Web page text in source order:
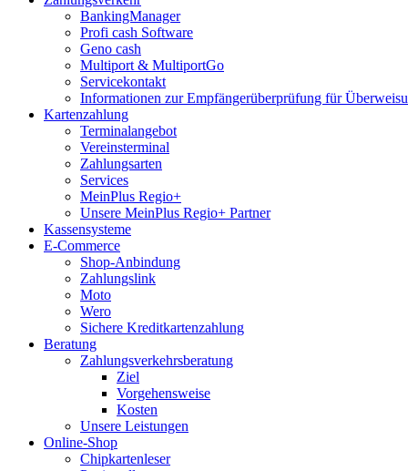
BankingManager
Profi cash Software
Geno cash
Multiport & MultiportGo
Servicekontakt
Informationen zur Empfängerüberprüfung für
Kartenzahlung
Terminalangebot
Vereinsterminal
Zahlungsarten
Services
MeinPlus Regio+
Unsere MeinPlus Regio+ Partner
Kassensysteme
E-Commerce
Shop-Anbindung
Zahlungslink
Moto
Wero
Sichere Kreditkartenzahlung
Beratung
Zahlungsverkehrsberatung
Ziel
Vorgehensweise
Kosten
Unsere Leistungen
Online-Shop
Chipkartenleser